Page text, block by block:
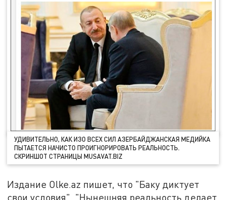
УДИВИТЕЛЬНО, КАК ИЗО ВСЕХ СИЛ АЗЕРБАЙДЖАНСКАЯ МЕДИЙКА
ПЫТАЕТСЯ НАЧИСТО ПРОИГНОРИРОВАТЬ РЕАЛЬНОСТЬ.
СКРИНШОТ СТРАНИЦЫ MUSAVAT.BIZ
Издание Olke.az пишет, что "Баку диктует
свои условия". "Нынешняя реальность делает